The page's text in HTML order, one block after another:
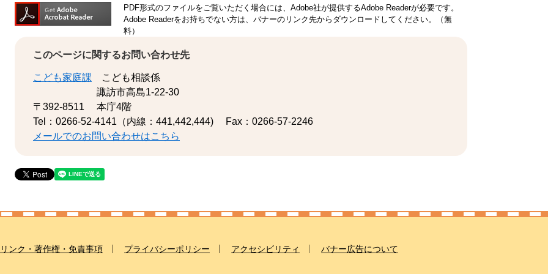
PDF形式のファイルをご覧いただく場合には、Adobe社が提供するAdobe Readerが必要です。
Adobe Readerをお持ちでない方は、バナーのリンク先からダウンロードしてください。（無
料）
このページに関するお問い合わせ先
こども家庭課 こども相談係
〒392-8511
諏訪市高島1-22-30
本庁4階
Tel：0266-52-4141（内線：441,442,444)
Fax：0266-57-2246
メールでのお問い合わせはこちら
リンク・著作権・免責事項 プライバシーポリシー アクセシビリティ バナー広告について